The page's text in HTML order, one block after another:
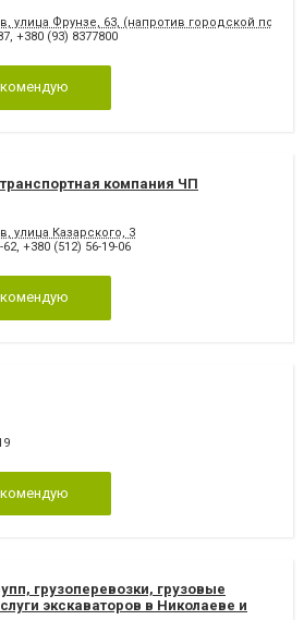
улица Фрунзе, 63, (напротив городской
, +380 (93) 8377800
компания ЧП
улица Казарского, 3
62, +380 (512) 56-19-06
грузоперевозки, грузовые
экскаваторов в Николаеве и